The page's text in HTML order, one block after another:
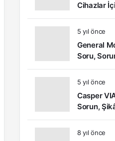
Cihazlar
Kayıt –
İşlemleri
Sorular
5 yıl önce
General
Soru,
Kullanıcı
5 yıl önce
Casper
Sorun,
Kullanıcı
8 yıl önce